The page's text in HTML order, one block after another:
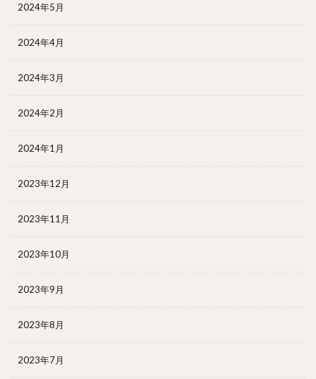
2024年5月
2024年4月
2024年3月
2024年2月
2024年1月
2023年12月
2023年11月
2023年10月
2023年9月
2023年8月
2023年7月